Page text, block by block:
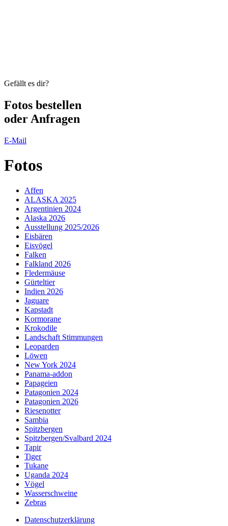
Gefällt es dir?
Fotos bestellen
oder Anfragen
E-Mail
Fotos
Affen
ALASKA 2025
Argentinien 2024
Alaska 2026
Ausstellung 2025/2026
Eisbären
Eisvögel
Falken
Falkland 2026
Fledermäuse
Gürteltier
Indien 2026
Jaguare
Kapstadt
Kormorane
Krokodile
Landschaft Stimmungen
Leoparden
Löwen
New York 2024
Panama-addon
Papageien
Patagonien 2024
Patagonien 2026
Riesenotter
Sambia
Spitzbergen
Spitzbergen/Svalbard 2024
Tapir
Tiger
Tukane
Uganda 2024
Vögel
Wasserschweine
Zebras
Datenschutzerklärung